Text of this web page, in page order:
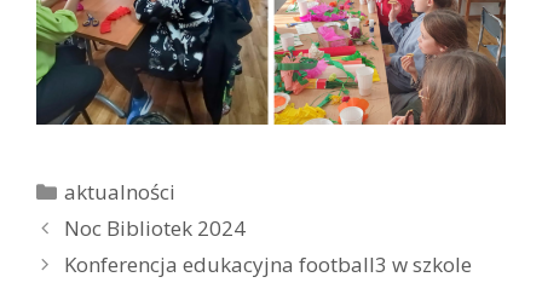
K
a
e
aktualności
Z
o
Noc Bibliotek 2024
Konferencja edukacyjna football3 w szkole